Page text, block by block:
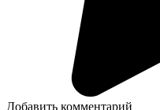
Добавить комментарий